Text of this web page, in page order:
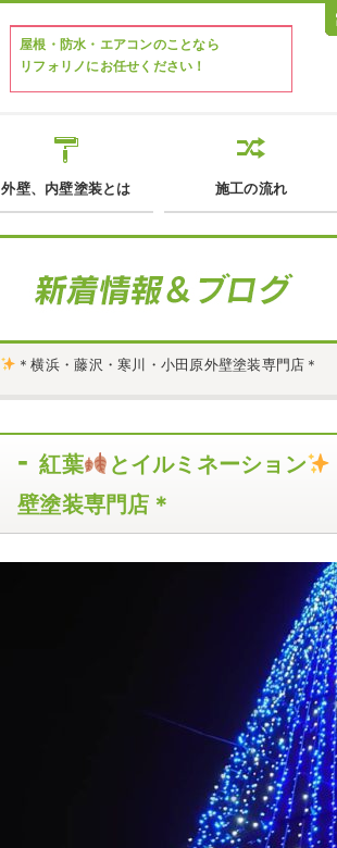
屋根・防水・エアコンのことなら
リフォリノにお任せください！
外壁、内壁塗装とは 施工の流れ
＊横浜・藤沢・寒川・小田原外壁塗装専門店＊
紅葉 とイルミネーション
壁塗装専門店＊